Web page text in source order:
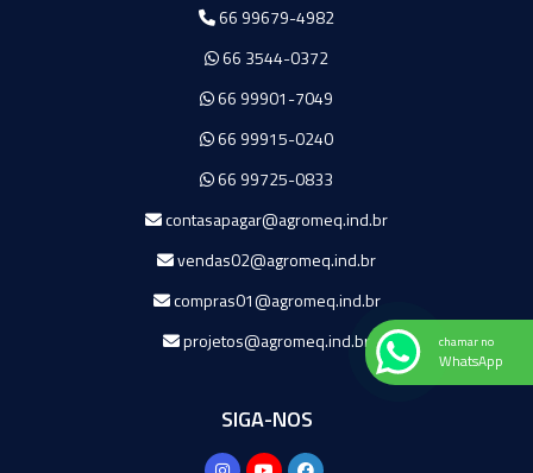
66 99679-4982
66 3544-0372
66 99901-7049
66 99915-0240
66 99725-0833
contasapagar@agromeq.ind.br
vendas02@agromeq.ind.br
compras01@agromeq.ind.br
projetos@agromeq.ind.br
SIGA-NOS
chamar no
WhatsApp